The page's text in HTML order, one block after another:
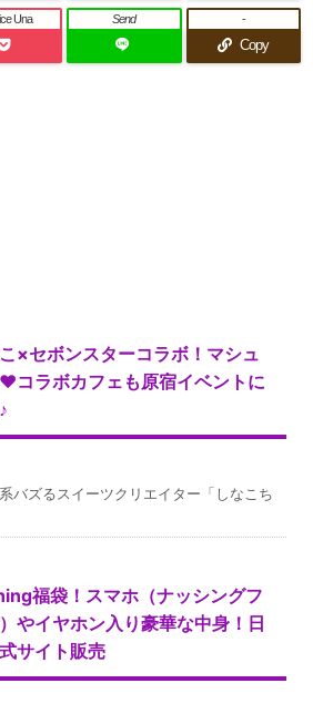
Una Send
Copy
-
×セボンスターコラボ！マシュ
コラボカフェも原宿イベントに
バズるスイーツクリエイター「しなこち
福袋！スマホ（ナッシングフ
やイヤホン入り豪華な中身！日
サイト販売